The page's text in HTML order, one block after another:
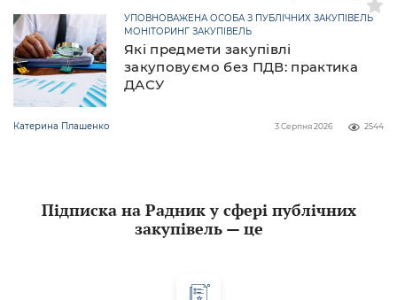
Які предмети закупівлі
закуповуємо без ПДВ: практика
ДАСУ
УПОВНОВАЖЕНА ОСОБА З ПУБЛІЧНИХ ЗАКУПІВЕЛЬ
МОНІТОРИНГ ЗАКУПІВЕЛЬ
Катерина Плашенко 2544
3 Серпня 2026
Підписка на Радник у сфері публічних
закупівель — це